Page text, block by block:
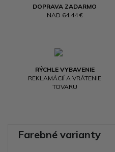
DOPRAVA ZADARMO
NAD 64.44 €
RÝCHLE VYBAVENIE
REKLAMÁCIÍ A VRÁTENIE
TOVARU
Farebné varianty